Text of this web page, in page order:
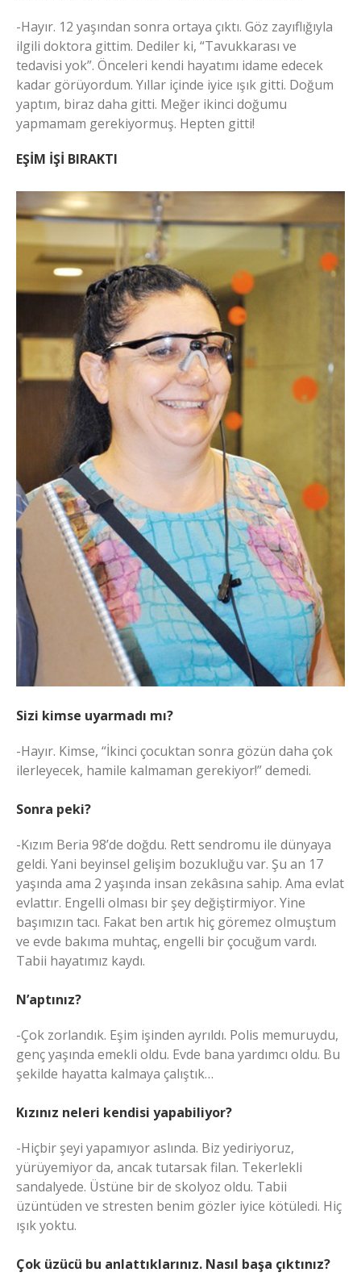
-Hayır. 12 yaşından sonra ortaya çıktı. Göz zayıflığıyla
ilgili doktora gittim. Dediler ki, “Tavukkarası ve
tedavisi yok”. Önceleri kendi hayatımı idame edecek
kadar görüyordum. Yıllar içinde iyice ışık gitti. Doğum
yaptım, biraz daha gitti. Meğer ikinci doğumu
yapmamam gerekiyormuş. Hepten gitti!
EŞİM İŞİ BIRAKTI
Sizi kimse uyarmadı mı?
-Hayır. Kimse, “İkinci çocuktan sonra gözün daha çok
ilerleyecek, hamile kalmaman gerekiyor!” demedi.
Sonra peki?
-Kızım Beria 98’de doğdu. Rett sendromu ile dünyaya
geldi. Yani beyinsel gelişim bozukluğu var. Şu an 17
yaşında ama 2 yaşında insan zekâsına sahip. Ama evlat
evlattır. Engelli olması bir şey değiştirmiyor. Yine
başımızın tacı. Fakat ben artık hiç göremez olmuştum
ve evde bakıma muhtaç, engelli bir çocuğum vardı.
Tabii hayatımız kaydı.
N’aptınız?
-Çok zorlandık. Eşim işinden ayrıldı. Polis memuruydu,
genç yaşında emekli oldu. Evde bana yardımcı oldu. Bu
şekilde hayatta kalmaya çalıştık…
Kızınız neleri kendisi yapabiliyor?
-Hiçbir şeyi yapamıyor aslında. Biz yediriyoruz,
yürüyemiyor da, ancak tutarsak filan. Tekerlekli
sandalyede. Üstüne bir de skolyoz oldu. Tabii
üzüntüden ve stresten benim gözler iyice kötüledi. Hiç
ışık yoktu.
Çok üzücü bu anlattıklarınız. Nasıl başa çıktınız?